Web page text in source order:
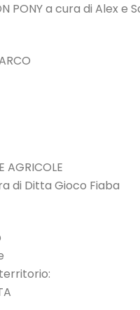
PONY a cura di Alex e
AGRICOLE
di Ditta Gioco Fiaba